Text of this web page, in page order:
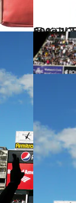
500g以
ライフ